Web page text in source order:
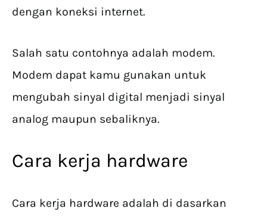
dengan koneksi internet.
Salah satu contohnya adalah modem.
Modem dapat kamu gunakan untuk
mengubah sinyal digital menjadi sinyal
analog maupun sebaliknya.
Cara kerja hardware
Cara kerja hardware adalah di dasarkan